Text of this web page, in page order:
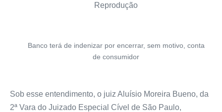
Reprodução
Banco terá de indenizar por encerrar, sem motivo, conta
de consumidor
Sob esse entendimento, o juiz Aluísio Moreira Bueno, da
2ª Vara do Juizado Especial Cível de São Paulo,